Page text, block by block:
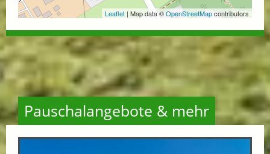
Leaflet | Map data ©OpenStreetMapcontributors
Pauschalangebote & mehr